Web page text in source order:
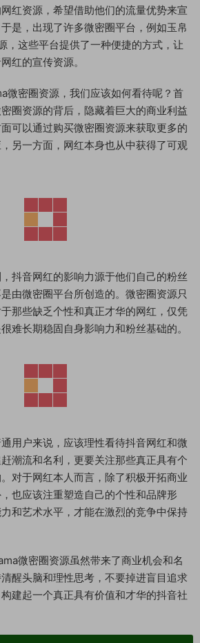
红资源，希望借助他们的流量优势来宣
是，出现了许多微密圈平台，例如玉帛
，这些平台提供了一种便捷的方式，让
红的宣传资源。
微密圈资源，我们应该如何看待呢？首
圈资源的背后，隐藏着巨大的商业利益
可以通过购买微密圈资源来获取更多的
另一方面，网红本身也从中获得了可观
抖音网红的影响力源于他们自己的粉丝
由微密圈平台所创造的。微密圈资源只
那些缺乏个性和真正才华的网红，仅凭
难长期稳固自身影响力和粉丝基础的。
用户来说，应该理性看待抖音网红和微
潮流和名利，更要关注那些真正具有个
对于网红本人而言，除了积极开拓商业
也应该注重塑造自己的个性和品牌形
和艺术水平，才能在激烈的竞争中保持
微密圈资源虽然带来了商业机会和名
醒头脑和理性思考，不要掉进盲目追求
建起一个真正具有价值和才华的抖音社